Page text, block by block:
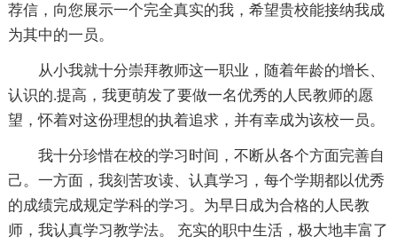
荐信，向您展示一个完全真实的我，希望贵校能接纳我成
为其中的一员。
从小我就十分崇拜教师这一职业，随着年龄的增长、
认识的.提高，我更萌发了要做一名优秀的人民教师的愿
望，怀着对这份理想的执着追求，并有幸成为该校一员。
我十分珍惜在校的学习时间，不断从各个方面完善自
己。一方面，我刻苦攻读、认真学习，每个学期都以优秀
的成绩完成规定学科的学习。为早日成为合格的人民教
师，我认真学习教学法。 充实的职中生活，极大地丰富了